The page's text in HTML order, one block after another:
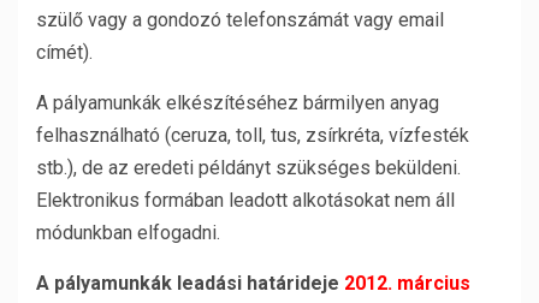
szülő vagy a gondozó telefonszámát vagy email
címét).
A pályamunkák elkészítéséhez bármilyen anyag
felhasználható (ceruza, toll, tus, zsírkréta, vízfesték
stb.), de az eredeti példányt szükséges beküldeni.
Elektronikus formában leadott alkotásokat nem áll
módunkban elfogadni.
A pályamunkák leadási határideje 2012. március